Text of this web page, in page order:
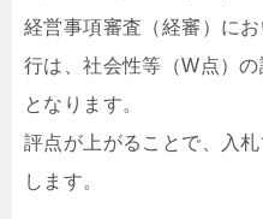
経営事項審査（経審）に
行は、社会性等（W点）
となります。
評点が上がることで、入
します。